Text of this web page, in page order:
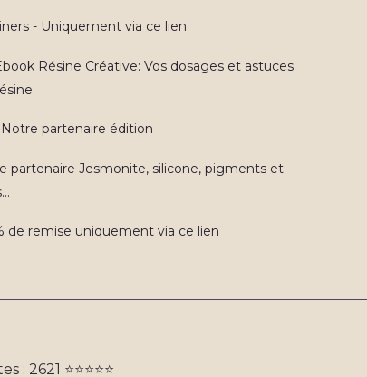
- Uniquement via ce lien
Résine Créative: Vos dosages et astuces
partenaire édition
partenaire Jesmonite, silicone, pigments et
de remise uniquement via ce lien
: 2621 ⭐️⭐️⭐️⭐️⭐️